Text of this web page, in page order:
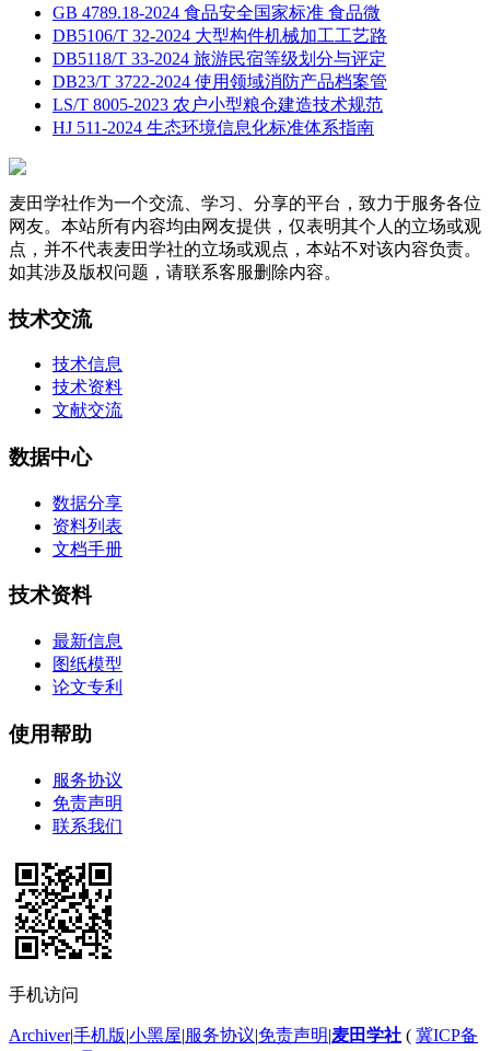
GB 4789.18-2024 食品安全国家标准 食品微
DB5106/T 32-2024 大型构件机械加工工艺路
DB5118/T 33-2024 旅游民宿等级划分与评定
DB23/T 3722-2024 使用领域消防产品档案管
LS/T 8005-2023 农户小型粮仓建造技术规范
HJ 511-2024 生态环境信息化标准体系指南
麦田学社作为一个交流、学习、分享的平台，致力于服务各位
网友。本站所有内容均由网友提供，仅表明其个人的立场或观
点，并不代表麦田学社的立场或观点，本站不对该内容负责。
如其涉及版权问题，请联系客服删除内容。
技术交流
技术信息
技术资料
文献交流
数据中心
数据分享
资料列表
文档手册
技术资料
最新信息
图纸模型
论文专利
使用帮助
服务协议
免责声明
联系我们
手机访问
Archiver|手机版|小黑屋|服务协议|免责声明|麦田学社 ( 冀ICP备